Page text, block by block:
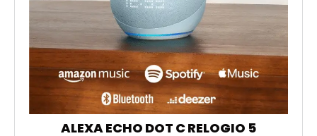
ALEXA ECHO DOT C RELOGIO 5